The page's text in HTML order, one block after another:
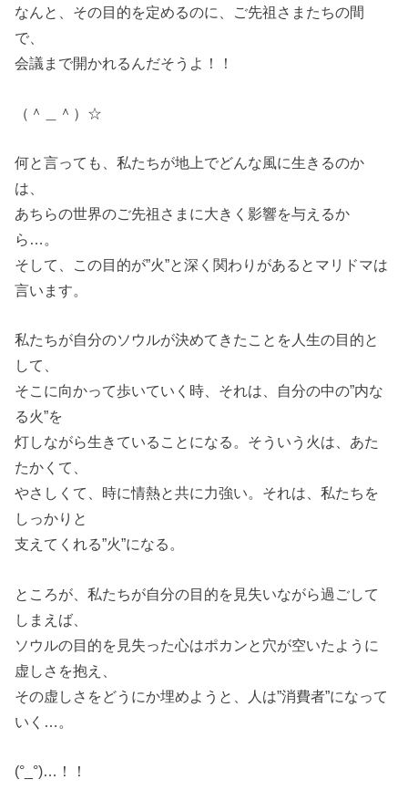
なんと、その目的を定めるのに、ご先祖さまたちの間
で、
会議まで開かれるんだそうよ！！
（＾＿＾）☆
何と言っても、私たちが地上でどんな風に生きるのか
は、
あちらの世界のご先祖さまに大きく影響を与えるか
ら…。
そして、この目的が”火”と深く関わりがあるとマリドマは
言います。
私たちが自分のソウルが決めてきたことを人生の目的と
して、
そこに向かって歩いていく時、それは、自分の中の”内な
る火”を
灯しながら生きていることになる。そういう火は、あた
たかくて、
やさしくて、時に情熱と共に力強い。それは、私たちを
しっかりと
支えてくれる”火”になる。
ところが、私たちが自分の目的を見失いながら過ごして
しまえば、
ソウルの目的を見失った心はポカンと穴が空いたように
虚しさを抱え、
その虚しさをどうにか埋めようと、人は”消費者”になって
いく…。
(°_°)…！！